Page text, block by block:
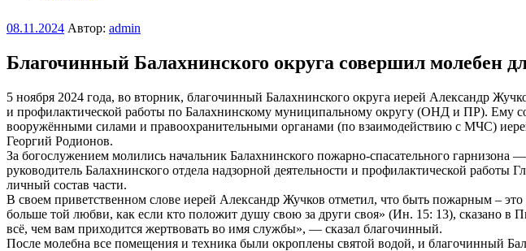
Опубликовано
08.11.2024 Автор: admin
Благочинный Балахнинского округа совершил молебен
5 ноября 2024 года, во вторник, благочинный Балахнинского округа иерей Александр
и профилактической работы по Балахнинскому муниципальному округу (ОНД и ПР). Ему
вооружёнными силами и правоохранительными органами (по взаимодействию с МЧС)
Георгий Родионов.
За богослужением молились начальник Балахнинского пожарно-спасательного
руководитель Балахнинского отдела надзорной деятельности и профилактической
личный состав части.
В своем приветственном слове иерей Александр Жучков отметил, что быть пожарным –
больше той любви, как если кто положит душу свою за други своя» (Ин. 15: 13), сказано
всё, чем вам приходится жертвовать во имя службы», — сказал благочинный.
После молебна все помещения и техника были окроплены святой водой, и благочинный